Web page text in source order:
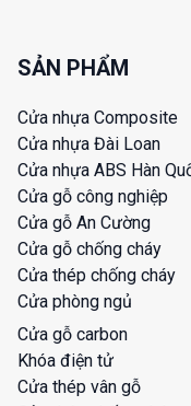
SẢN PHẨM
Cửa nhựa Composite
Cửa nhựa Đài Loan
Cửa nhựa ABS Hàn
Cửa gỗ công nghiệp
Cửa gỗ An Cường
Cửa gỗ chống cháy
Cửa thép chống cháy
Cửa phòng ngủ
Cửa gỗ carbon
Khóa điện tử
Cửa thép vân gỗ